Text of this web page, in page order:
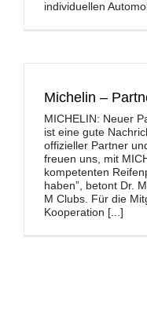
individuellen
Michelin –
MICHELIN: Neuer
ist eine gute
offizieller Partner
freuen uns, mit
kompetenten
haben”, betont Dr.
M Clubs. Für die
Kooperation [...]